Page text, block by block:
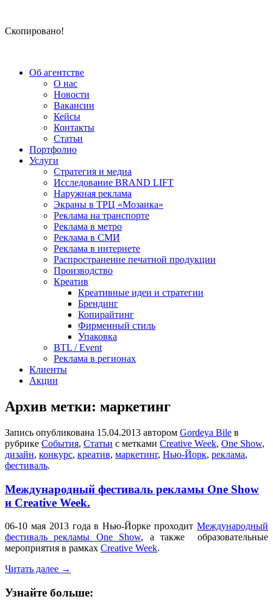
Скопировано!
Об агентстве
О нас
Новости
Вакансии
Кейсы
Контакты
Статьи
Портфолио
Услуги
Стратегия и медиа
Исследование BRAND LIFT
Наружная реклама
Экраны в ТРЦ «Мозаика»
Реклама на транспорте
Реклама в метро
Реклама в СМИ
Реклама в интернете
Распространение печатной продукции
Производство
Креатив
Креативные идеи и стратегии
Брендинг
Копирайтинг
Фирменный стиль
Упаковка
BTL / Event
Реклама в регионах
Клиенты
Акции
Архив метки: маркетинг
Запись опубликована 15.04.2013 автором Gordeya Bile в
рубрике События, Статьи с метками Creative Week, One Show,
дизайн, конкурс, креатив, маркетинг, Нью-Йорк, реклама,
фестиваль.
Международный фестиваль рекламы One Show
и Creative Week.
06-10 мая 2013 года в Нью-Йорке проходит Международный
фестиваль рекламы One Show, а также образовательные
мероприятия в рамках Creative Week.
Читать далее →
Узнайте больше: